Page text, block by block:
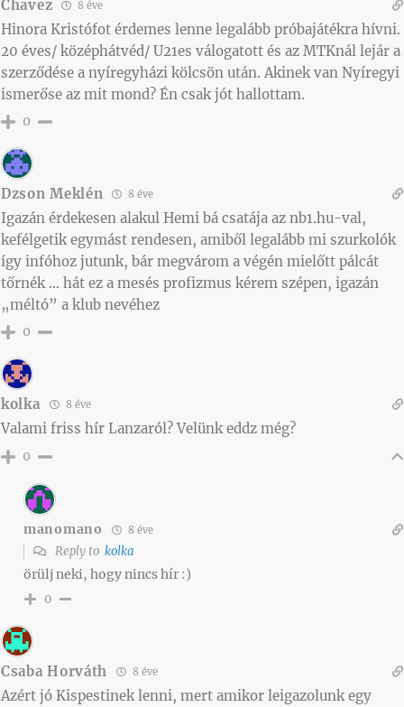
Chavez 8 éve
Hinora Kristófot érdemes lenne legalább próbajátékra hívni.
20 éves/ középhátvéd/ U21es válogatott és az MTKnál lejár a
szerződése a nyíregyházi kölcsön után. Akinek van Nyíregyi
ismerőse az mit mond? Én csak jót hallottam.
0
Dzson Meklén 8 éve
Igazán érdekesen alakul Hemi bá csatája az nb1.hu-val,
kefélgetik egymást rendesen, amiből legalább mi szurkolók
így infóhoz jutunk, bár megvárom a végén mielőtt pálcát
tőrnék … hát ez a mesés profizmus kérem szépen, igazán
„méltó” a klub nevéhez
0
kolka 8 éve
Valami friss hír Lanzaról? Velünk eddz még?
0
manomano 8 éve
Reply to kolka
örülj neki, hogy nincs hír :)
0
Csaba Horváth 8 éve
Azért jó Kispestinek lenni, mert amikor leigazolunk egy